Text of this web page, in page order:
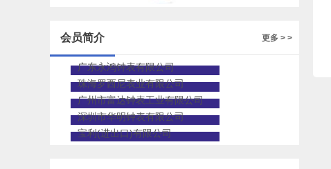
更多 > >
会员简介
广东永鸿钟表有限公司
珠海罗西尼表业有限公司
广州市富达钟表工业有限公司
深圳市华明钟表有限公司
宝利(进出口)有限公司